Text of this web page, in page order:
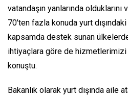
vatandaşın yanlarında
70'ten fazla konuda yurt
kapsamda destek sunan
ihtiyaçlara göre de
konuştu.
Bakanlık olarak yurt dışında aile